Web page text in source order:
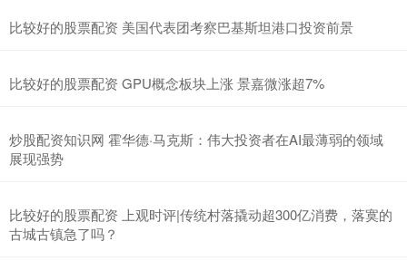
比较好的股票配资 美国代表团考察巴基斯坦港口投资前景
比较好的股票配资 GPU概念板块上涨 景嘉微涨超7%
炒股配资知识网 霍华德·马克斯：伟大投资者在AI最薄弱的领域
展现强势
比较好的股票配资 上观时评|传统村落撬动超300亿消费，落寞的
古城古镇急了吗？